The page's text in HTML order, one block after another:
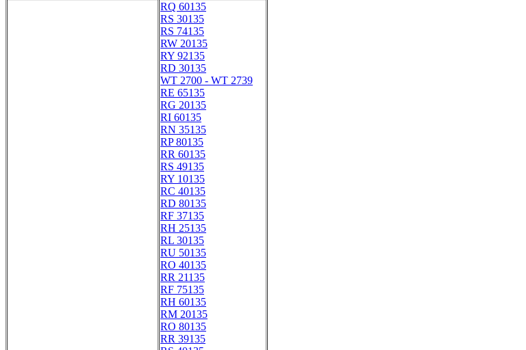
RQ 60135
RS 30135
RS 74135
RW 20135
RY 92135
RD 30135
WT 2700 - WT 2739
RE 65135
RG 20135
RI 60135
RN 35135
RP 80135
RR 60135
RS 49135
RY 10135
RC 40135
RD 80135
RF 37135
RH 25135
RL 30135
RU 50135
RO 40135
RR 21135
RF 75135
RH 60135
RM 20135
RO 80135
RR 39135